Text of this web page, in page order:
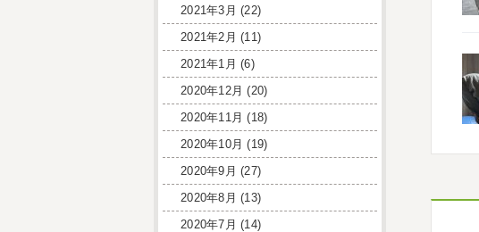
2021年3月 (22)
2021年2月 (11)
2021年1月 (6)
2020年12月 (20)
2020年11月 (18)
2020年10月 (19)
2020年9月 (27)
2020年8月 (13)
2020年7月 (14)